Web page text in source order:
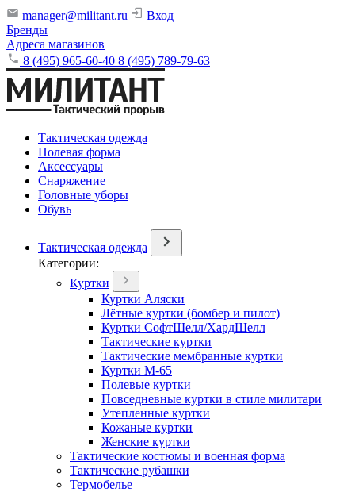
manager@militant.ru
Вход
Бренды
Адреса магазинов
8 (495) 965-60-40 8 (495) 789-79-63
Тактическая одежда
Полевая форма
Аксессуары
Снаряжение
Головные уборы
Обувь
Тактическая одежда
Категории:
Куртки
Куртки Аляски
Лётные куртки (бомбер и пилот)
Куртки СофтШелл/ХардШелл
Тактические куртки
Тактические мембранные куртки
Куртки М-65
Полевые куртки
Повседневные куртки в стиле милитари
Утепленные куртки
Кожаные куртки
Женские куртки
Тактические костюмы и военная форма
Тактические рубашки
Термобелье